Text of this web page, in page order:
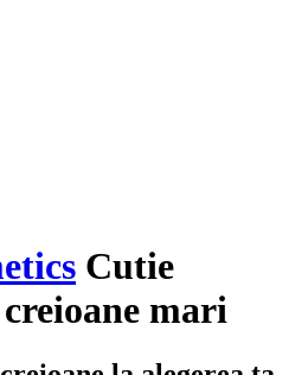
Cutie
mari